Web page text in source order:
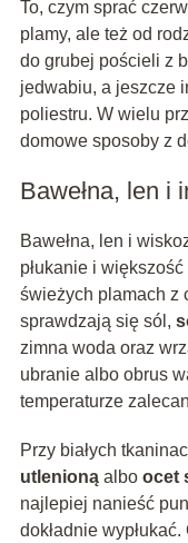
To, czym sprać
plamy, ale też od
do grubej pościeli z
jedwabiu, a jeszcze
poliestru. W wielu
domowe sposoby z
Bawełna, len i
Bawełna, len i
płukanie i
świeżych plamach z
sprawdzają się sól,
zimna woda oraz
ubranie albo obrus
temperaturze
Przy białych
utlenionąalbo ocet
najlepiej nanieść
dokładnie